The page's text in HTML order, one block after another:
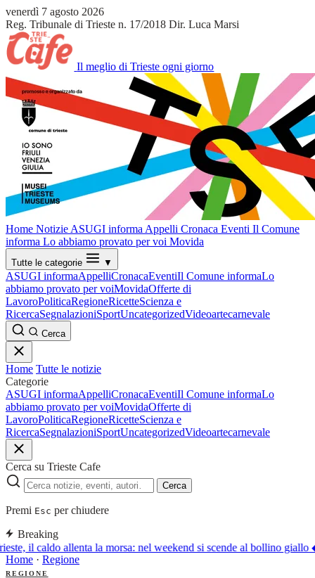
venerdì 7 agosto 2026
Reg. Tribunale di Trieste n. 17/2018 Dir. Luca Marsi
Il meglio di Trieste ogni giorno
Home Notizie ASUGI informa Appelli Cronaca Eventi Il Comune
informa Lo abbiamo provato per voi Movida
Tutte le categorie ▼
ASUGI informaAppelliCronacaEventiIl Comune informaLo
abbiamo provato per voiMovidaOfferte di
LavoroPoliticaRegioneRicetteScienza e
RicercaSegnalazioniSportUncategorizedVideoartecarnevale
Cerca
Home Tutte le notizie
Categorie
ASUGI informaAppelliCronacaEventiIl Comune informaLo
abbiamo provato per voiMovidaOfferte di
LavoroPoliticaRegioneRicetteScienza e
RicercaSegnalazioniSportUncategorizedVideoartecarnevale
Cerca su Trieste Cafe
Cerca
Premi Esc per chiudere
Breaking
il caldo allenta la morsa: nel weekend si scende al bollino giallo
Home · Regione
REGIONE